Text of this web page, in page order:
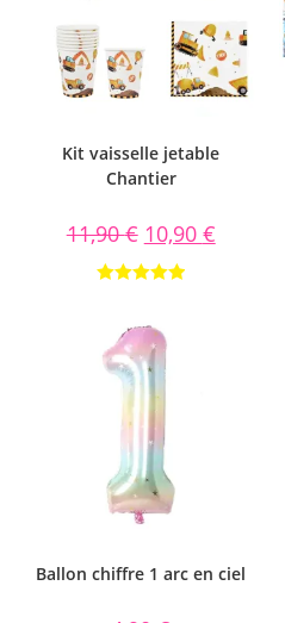
Kit vaisselle jetable
Chantier
11,90€ 10,90 €
sur 5
Ballon chiffre 1 arc en ciel